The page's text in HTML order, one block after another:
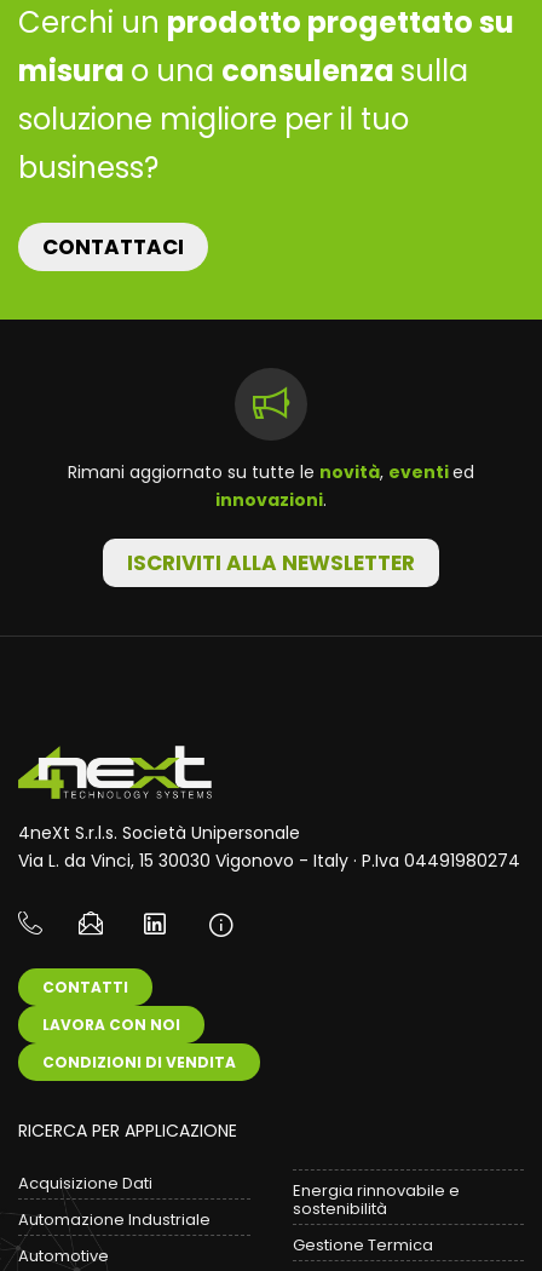
Cerchi un prodotto progettato su
misura o una consulenza sulla
soluzione migliore per il tuo
business?
CONTATTACI
Rimani aggiornato su tutte le novità, eventied
innovazioni.
ISCRIVITI ALLA NEWSLETTER
4neXt S.r.l.s. Società Unipersonale
Via L. da Vinci, 15 30030 Vigonovo - Italy · P.Iva 04491980274
CONTATTI
LAVORA CON NOI
CONDIZIONI DI VENDITA
RICERCA PER APPLICAZIONE
Acquisizione Dati
Automazione Industriale
Automotive
Energia rinnovabile e
sostenibilità
Gestione Termica